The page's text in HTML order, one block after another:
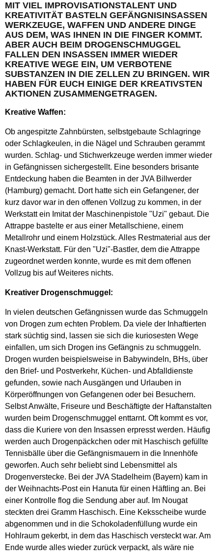
MIT VIEL IMPROVISATIONSTALENT UND
KREATIVITÄT BASTELN GEFÄNGNISINSASSEN
WERKZEUGE, WAFFEN UND ANDERE DINGE
AUS DEM, WAS IHNEN IN DIE FINGER KOMMT.
ABER AUCH BEIM DROGENSCHMUGGEL
FALLEN DEN INSASSEN IMMER WIEDER
KREATIVE WEGE EIN, UM VERBOTENE
SUBSTANZEN IN DIE ZELLEN ZU BRINGEN. WIR
HABEN FÜR EUCH EINIGE DER KREATIVSTEN
AKTIONEN ZUSAMMENGETRAGEN.
Kreative Waffen:
Ob angespitzte Zahnbürsten, selbstgebaute Schlagringe
oder Schlagkeulen, in die Nägel und Schrauben gerammt
wurden. Schlag- und Stichwerkzeuge werden immer wieder
in Gefängnissen sichergestellt. Eine besonders brisante
Entdeckung haben die Beamten in der JVA Billwerder
(Hamburg) gemacht. Dort hatte sich ein Gefangener, der
kurz davor war in den offenen Vollzug zu kommen, in der
Werkstatt ein Imitat der Maschinenpistole "Uzi" gebaut. Die
Attrappe bastelte er aus einer Metallschiene, einem
Metallrohr und einem Holzstück. Alles Restmaterial aus der
Knast-Werkstatt. Für den "Uzi"-Bastler, dem die Attrappe
zugeordnet werden konnte, wurde es mit dem offenen
Vollzug bis auf Weiteres nichts.
Kreativer Drogenschmuggel:
In vielen deutschen Gefängnissen wurde das Schmuggeln
von Drogen zum echten Problem. Da viele der Inhaftierten
stark süchtig sind, lassen sie sich die kuriosesten Wege
einfallen, um sich Drogen ins Gefängnis zu schmuggeln.
Drogen wurden beispielsweise in Babywindeln, BHs, über
den Brief- und Postverkehr, Küchen- und Abfalldienste
gefunden, sowie nach Ausgängen und Urlauben in
Körperöffnungen von Gefangenen oder bei Besuchern.
Selbst Anwälte, Friseure und Beschäftigte der Haftanstalten
wurden beim Drogenschmuggel enttarnt. Oft kommt es vor,
dass die Kuriere von den Insassen erpresst werden. Häufig
werden auch Drogenpäckchen oder mit Haschisch gefüllte
Tennisbälle über die Gefängnismauern in die Innenhöfe
geworfen. Auch sehr beliebt sind Lebensmittel als
Drogenverstecke. Bei der JVA Stadelheim (Bayern) kam in
der Weihnachts-Post ein Hanuta für einen Häftling an. Bei
einer Kontrolle flog die Sendung aber auf. Im Nougat
steckten drei Gramm Haschisch. Eine Keksscheibe wurde
abgenommen und in die Schokoladenfüllung wurde ein
Hohlraum gekerbt, in dem das Haschisch versteckt war. Am
Ende wurde alles wieder zurück verpackt, als wäre nie